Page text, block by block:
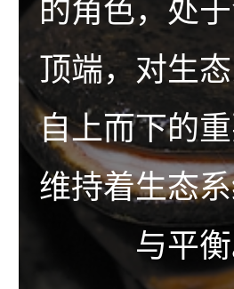
的角色，处
顶端，对生
自上而下的重
维持着生态
与平衡